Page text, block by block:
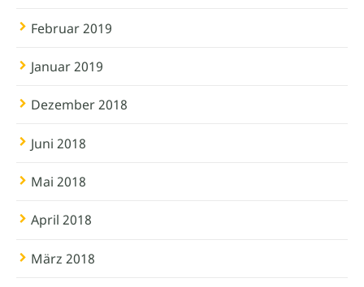
Februar 2019
Januar 2019
Dezember 2018
Juni 2018
Mai 2018
April 2018
März 2018